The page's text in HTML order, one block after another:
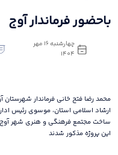
باحضور فرماندار آوج
چهارشنبه 16 مهر
1404
محمد رضا فتح خانی فرماندار
ارشاد اسلامی استان، موسوی رئیس
ساخت مجتمع فرهنگی و هنری شهر آوج
این پروژه مذکور شدند